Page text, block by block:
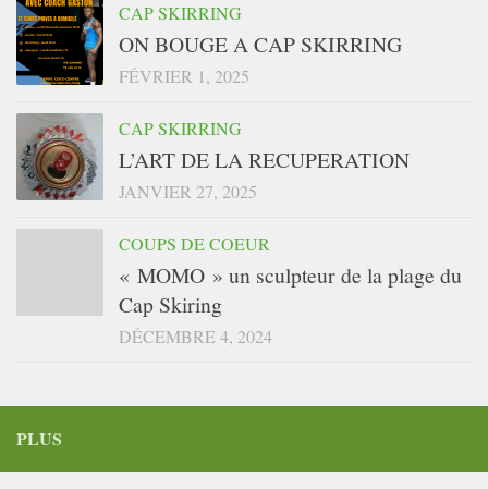
CAP SKIRRING
ON BOUGE A CAP SKIRRING
FÉVRIER 1, 2025
CAP SKIRRING
L’ART DE LA RECUPERATION
JANVIER 27, 2025
COUPS DE COEUR
« MOMO » un sculpteur de la plage du
Cap Skiring
DÉCEMBRE 4, 2024
PLUS